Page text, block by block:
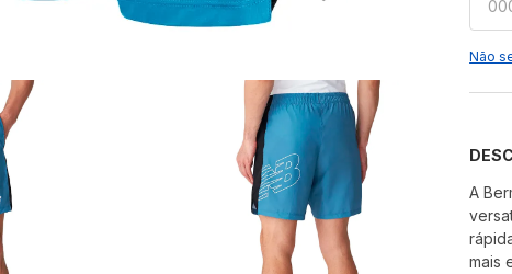
Não
A
mais